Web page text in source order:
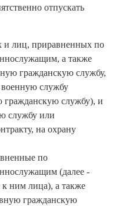
отпускать
и лиц, приравненных по
а также
гражданскую службу,
службу
гражданскую службу), и
службу или
на охрану
по
(далее -
ним лица), а также
гражданскую